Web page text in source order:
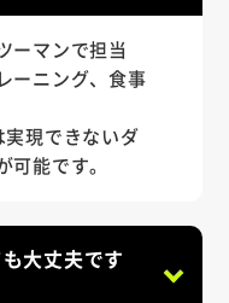
ーマンで担当
ーニング、食事
現できないダ
能です。
大丈夫です